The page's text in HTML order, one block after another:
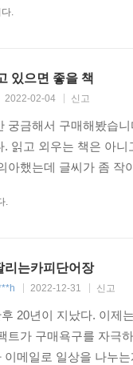
.
있으면 좋을 책
2022-02-04 신고
궁금해서 구매해봤습
. 읽고 외우는 책은 아
아했는데 글씨가 좀
.
리는카피단어장
2022-12-31 신고
20년이 지났다. 이제
트가 구매욕구를 자극
이메일로 일상을 나누